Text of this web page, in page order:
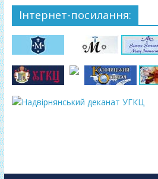
Інтернет-посилання: